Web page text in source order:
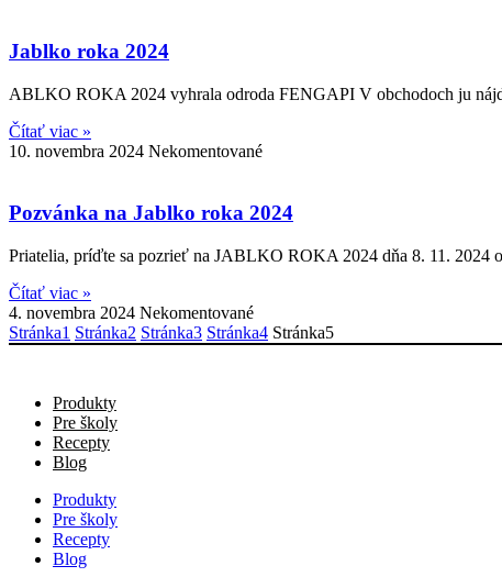
Jablko roka 2024
ABLKO ROKA 2024 vyhrala odroda FENGAPI V obchodoch ju
Čítať viac »
10. novembra 2024 Nekomentované
Pozvánka na Jablko roka 2024
Priatelia, príďte sa pozrieť na JABLKO ROKA 2024 dňa 8. 11. 2024
Čítať viac »
4. novembra 2024 Nekomentované
Stránka1 Stránka2 Stránka3 Stránka4 Stránka5
Produkty
Pre školy
Recepty
Blog
Produkty
Pre školy
Recepty
Blog